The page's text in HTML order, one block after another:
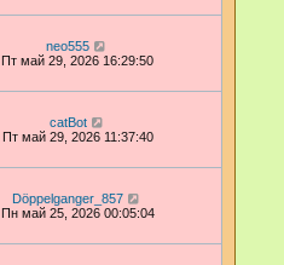
neo555
Пт май 29, 2026 16:29:50
catBot
Пт май 29, 2026 11:37:40
Dӧppelganger_857
Пн май 25, 2026 00:05:04